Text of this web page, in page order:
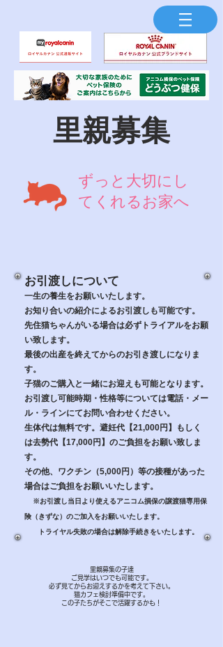
​里親募集
ずっと大切にし
てくれるお家へ
お引渡しについて
一生の養生をお願いいたします。
お知り合いの紹介によるお引渡しも可能です。
先住猫ちゃんがいる場合は必ず トライアルをお願
い致します。
最後の出産を終えてからのお引き渡しになりま
す。
子猫のご購入と一緒にお迎えも可能となります。
​お引渡し可能時期・性格等については​電話・ メー
ル・ ラインにてお問い合わせください。
​生体代は無料です。避妊代【21,000円】もしく
は去勢代【17,000円】のご負担をお願い致し ま
す。
その他、ワクチン（5,000円）等の接種があった
場合はご負担をお願いいたします。
※お引渡し当日より使えるアニコム損保の譲渡猫専用保
険（きずな）のご加入をお願いいたします。
トライヤル失敗の場合は解除手続きをいたします。
里親募集の子達
ご見学はいつでも可能です。
​必ず見てからお迎えするかを考えて下さい。
​猫カフェ検討準備中です。
この子たちがそこで活躍するかも！